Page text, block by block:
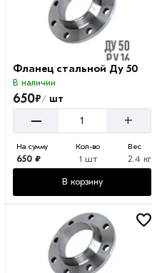
Фланец стальной Ду 50
В наличии
650₽/ шт
– +
На сумму
650 ₽
Кол-во
1 шт
Вес
2.4 кг
В корзину